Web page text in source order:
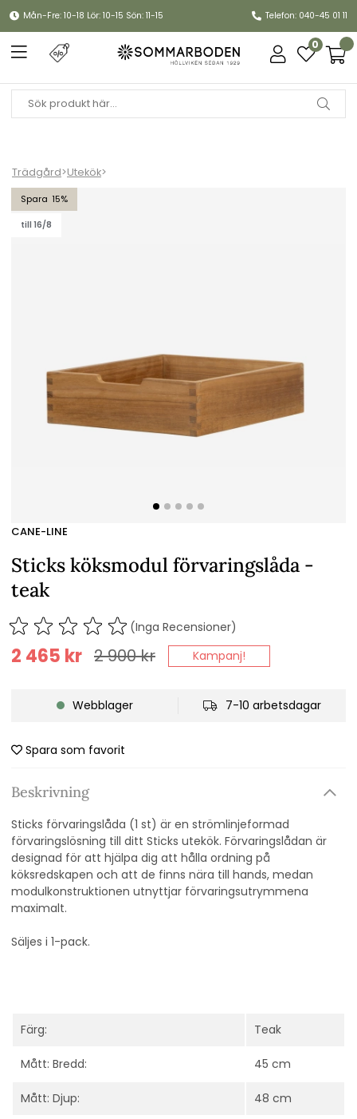
Mån-Fre: 10-18 Lör: 10-15 Sön: 11-15 Telefon: 040-45 01 11
0
Trädgård>Utekök>
15
till 16/8
Sticks köksmodul förvaringslåda - teak
CANE-LINE
Sticks köksmodul förvaringslåda -
teak
(Inga Recensioner)
2 900kr
2 465 kr Kampanj!
Webblager 7-10 arbetsdagar
Spara som favorit
Beskrivning
Sticks förvaringslåda (1 st) är en strömlinjeformad
förvaringslösning till ditt Sticks utekök. Förvaringslådan är
designad för att hjälpa dig att hålla ordning på
köksredskapen och att de finns nära till hands, medan
modulkonstruktionen utnyttjar förvaringsutrymmena
maximalt.
Säljes i 1-pack.
Färg: Teak
Mått: Bredd: 45 cm
Mått: Djup: 48 cm